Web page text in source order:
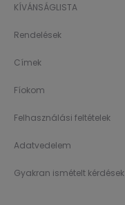
KÍVÁNSÁGLISTA
Rendelések
Címek
Fíokom
Felhasználási feltételek
Adatvedelem
Gyakran ismételt kérdések